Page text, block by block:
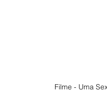
Filme - Uma